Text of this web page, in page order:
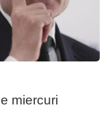
miercuri